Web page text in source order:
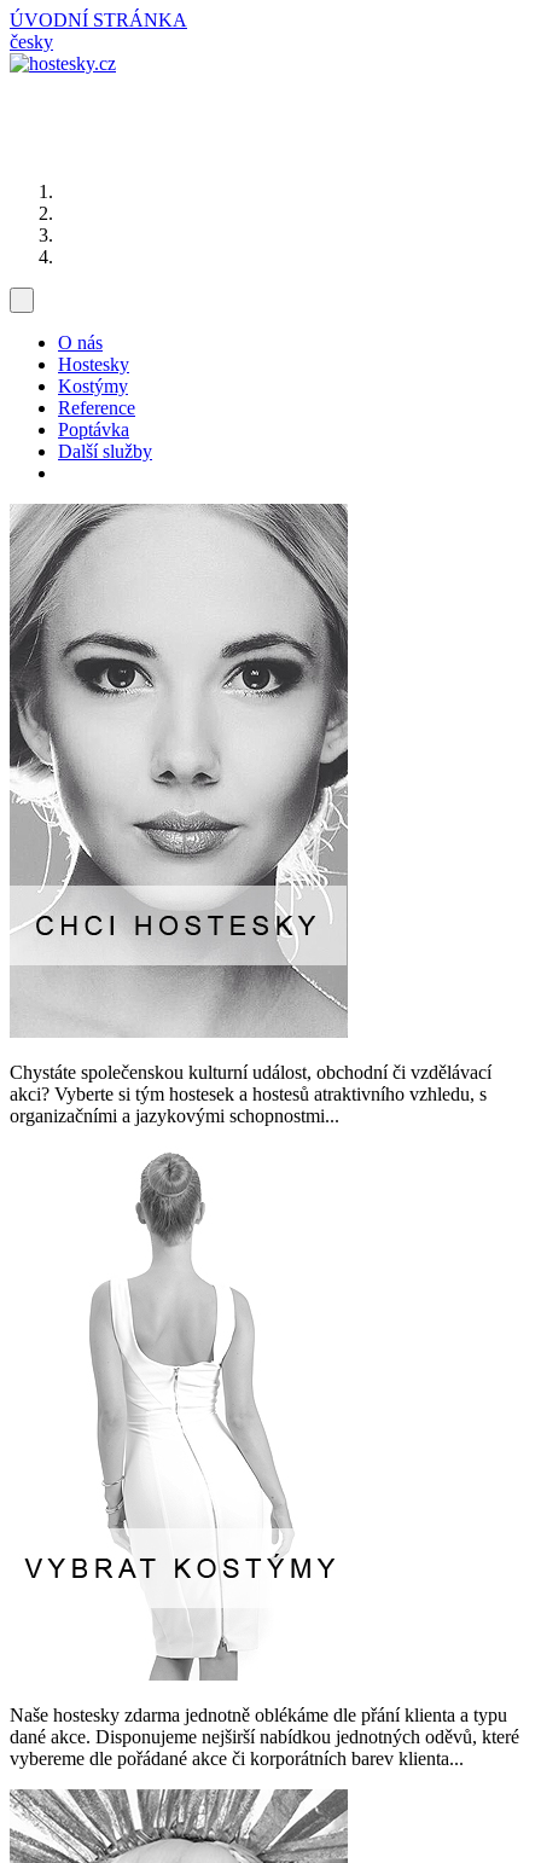
ÚVODNÍ STRÁNKA
česky
O nás
Hostesky
Kostýmy
Reference
Poptávka
Další služby
Chystáte společenskou kulturní událost, obchodní či vzdělávací
akci? Vyberte si tým hostesek a hostesů atraktivního vzhledu, s
organizačními a jazykovými schopnostmi...
Naše hostesky zdarma jednotně oblékáme dle přání klienta a typu
dané akce. Disponujeme nejširší nabídkou jednotných oděvů, které
vybereme dle pořádané akce či korporátních barev klienta...